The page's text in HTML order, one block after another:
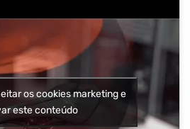
os cookies marketing e
este conteúdo